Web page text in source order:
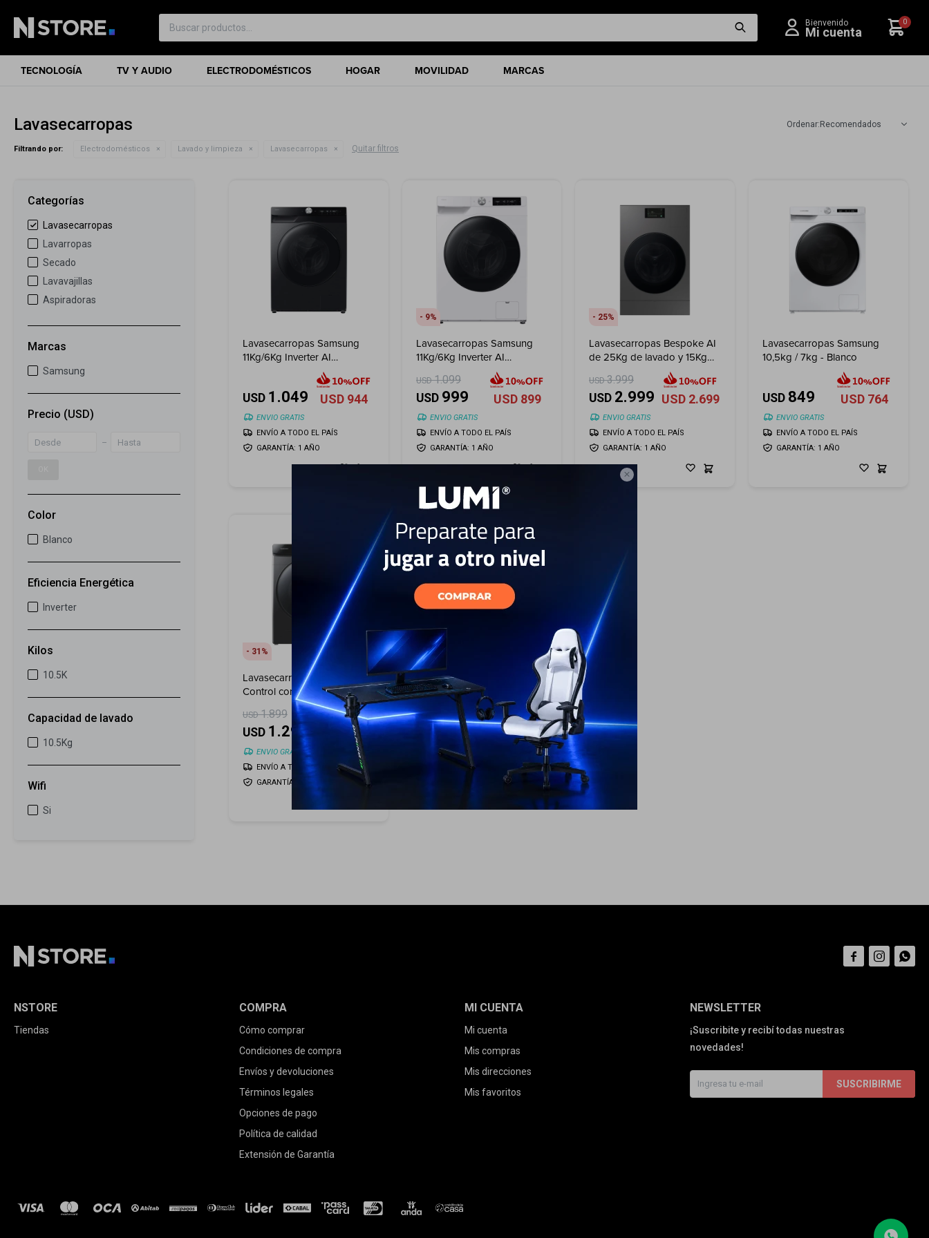

TECNOLOGÍA TV Y AUDIO ELECTRODOMÉSTICOS HOGAR MOVILIDAD MARCAS
0
Lavasecarropas Recomendados
Filtrando por: Electrodomésticos Lavado y limpieza Lavasecarropas Quitar filtros
Lavasecarropas Samsung
11Kg/6Kg Inverter AI
USD 1.049 USD 944
ENVIO GRATIS
GARANTÍA: 1 AÑO
ENVÍO A TODO EL PAÍS
9
Lavasecarropas Samsung
11Kg/6Kg Inverter AI
Ecobubble - White
USD 1.099
USD 999 USD 899
ENVIO GRATIS
GARANTÍA: 1 AÑO
ENVÍO A TODO EL PAÍS
25
Lavasecarropas Bespoke AI
de 25Kg de lavado y 15Kg
USD 3.999
USD 2.999 USD 2.699
ENVIO GRATIS
GARANTÍA: 1 AÑO
ENVÍO A TODO EL PAÍS
Lavasecarropas Samsung
10,5kg / 7kg - Blanco
USD 849 USD 764
ENVIO GRATIS
GARANTÍA: 1 AÑO
ENVÍO A TODO EL PAÍS
31
Lavasecarropas Samsung AI
Control con AutoDispenser
22 kg / 13 kg
USD 1.899
USD 1.299 USD1.169
ENVIO GRATIS
GARANTÍA: 1 AÑO
ENVÍO A TODO EL PAÍS
Categorías
Lavasecarropas
Lavarropas
Secado
Lavavajillas
Aspiradoras
Marcas
Samsung
Precio (USD)
Color
Blanco
Eficiencia Energética
Inverter
Kilos
10.5K
Capacidad de lavado
10.5Kg
Wifi
Si
NEWSLETTER
¡Suscribite y recibí todas nuestras
novedades!
SUSCRIBIRME
NSTORE
Tiendas
COMPRA
Cómo comprar
Condiciones de compra
Envíos y devoluciones
Términos legales
Opciones de pago
Política de calidad
Extensión de Garantía
MI CUENTA
Mi cuenta
Mis compras
Mis direcciones
Mis favoritos
  